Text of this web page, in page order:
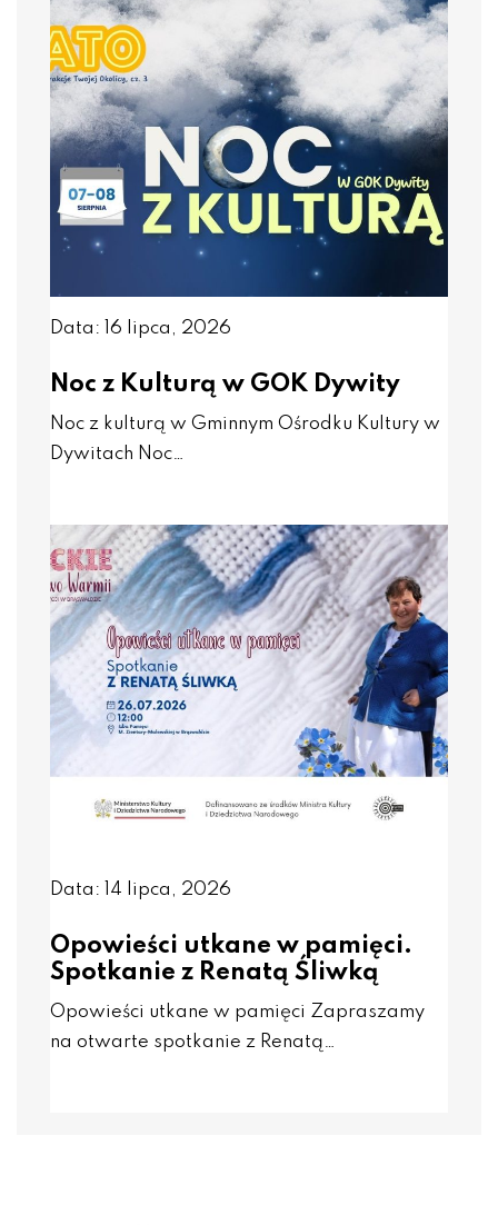
Data: 16 lipca, 2026
Noc z Kulturą w GOK Dywity
Noc z kulturą w Gminnym Ośrodku Kultury w
Dywitach Noc…
Data: 14 lipca, 2026
Opowieści utkane w pamięci.
Spotkanie z Renatą Śliwką
Opowieści utkane w pamięci Zapraszamy
na otwarte spotkanie z Renatą…